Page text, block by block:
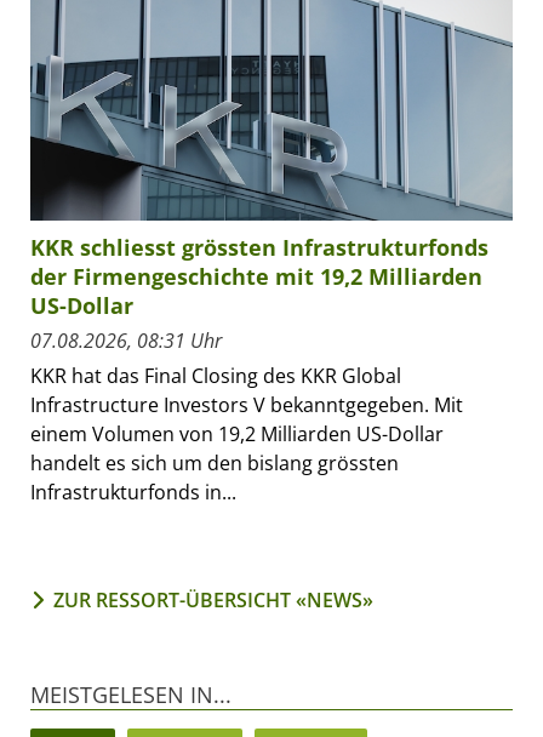
KKR schliesst grössten Infrastrukturfonds
der Firmengeschichte mit 19,2 Milliarden
US-Dollar
07.08.2026, 08:31 Uhr
KKR hat das Final Closing des KKR Global
Infrastructure Investors V bekanntgegeben. Mit
einem Volumen von 19,2 Milliarden US-Dollar
handelt es sich um den bislang grössten
Infrastrukturfonds in...
ZUR RESSORT-ÜBERSICHT «NEWS»
MEISTGELESEN IN...